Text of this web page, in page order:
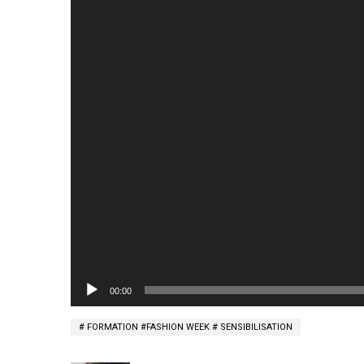
00:00
FORMATION #FASHION WEEK # SENSIBILISATION